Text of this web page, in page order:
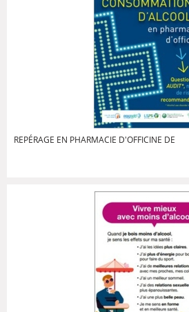
REPÉRAGE EN PHARMACIE D'OFFICINE DE